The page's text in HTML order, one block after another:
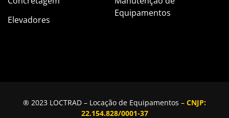
Elevadores
Equipamentos
® 2023 LOCTRAD – Locação de Equipamentos – CNJP:
22.154.828/0001-37